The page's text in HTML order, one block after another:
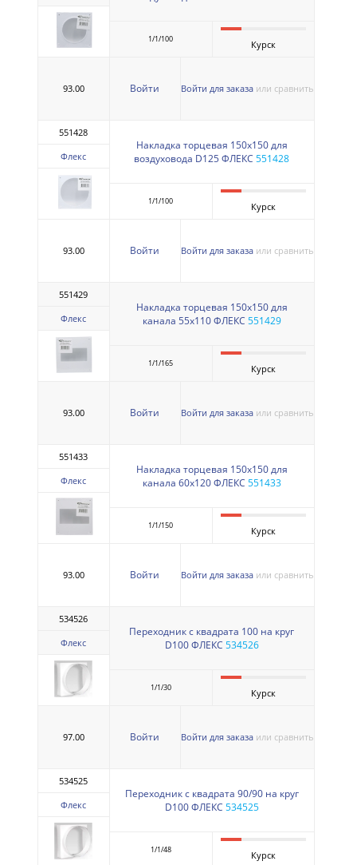
1/1/100 Курск
93.00 Войти Войти для заказа или сравнить
551428
Флекс
Накладка торцевая 150х150 для
воздуховода D125 ФЛЕКС 551428
1/1/100 Курск
93.00 Войти Войти для заказа или сравнить
551429
Флекс
Накладка торцевая 150х150 для
канала 55х110 ФЛЕКС 551429
1/1/165 Курск
93.00 Войти Войти для заказа или сравнить
551433
Флекс
Накладка торцевая 150х150 для
канала 60х120 ФЛЕКС 551433
1/1/150 Курск
93.00 Войти Войти для заказа или сравнить
534526
Флекс
Переходник с квадрата 100 на круг
D100 ФЛЕКС 534526
1/1/30 Курск
97.00 Войти Войти для заказа или сравнить
534525
Флекс
Переходник с квадрата 90/90 на круг
D100 ФЛЕКС 534525
1/1/48 Курск